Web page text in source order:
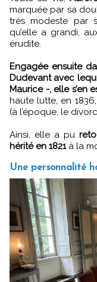
marquée par sa
très modeste par
qu’elle a grandi,
érudite.
Engagée ensuite
Dudevant avec
Maurice -, elle s’en
haute lutte, en
(à l’époque, le
Ainsi, elle a pu
hérité en 1821à la
Une personnalité